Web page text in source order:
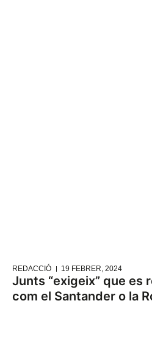
REDACCIÓ 19 FEBRER, 2024
Junts “exigeix” que es
com el Santander o la